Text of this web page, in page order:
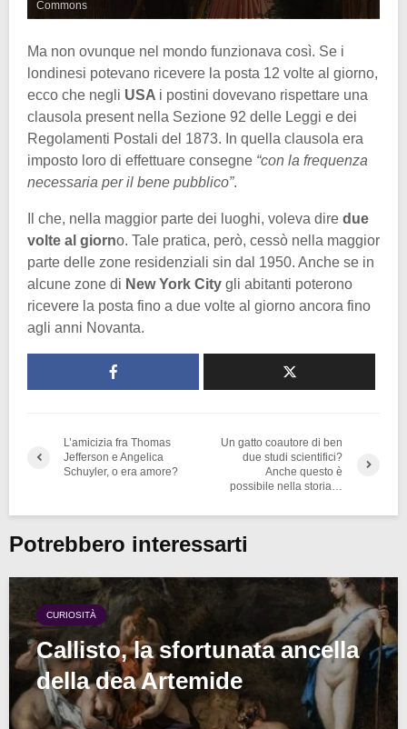
Commons
Ma non ovunque nel mondo funzionava così. Se i
londinesi potevano ricevere la posta 12 volte al giorno,
ecco che negli USA i postini dovevano rispettare una
clausola present nella Sezione 92 delle Leggi e dei
Regolamenti Postali del 1873. In quella clausola era
imposto loro di effettuare consegne “con la frequenza
necessaria per il bene pubblico”.
Il che, nella maggior parte dei luoghi, voleva dire due
volte al giorno. Tale pratica, però, cessò nella maggior
parte delle zone residenziali sin dal 1950. Anche se in
alcune zone di New York City gli abitanti poterono
ricevere la posta fino a due volte al giorno ancora fino
agli anni Novanta.
L’amicizia fra Thomas
Jefferson e Angelica
Schuyler, o era amore?
Un gatto coautore di ben
due studi scientifici?
Anche questo è
possibile nella storia…
Potrebbero interessarti
CURIOSITÀ
Callisto, la sfortunata ancella
della dea Artemide